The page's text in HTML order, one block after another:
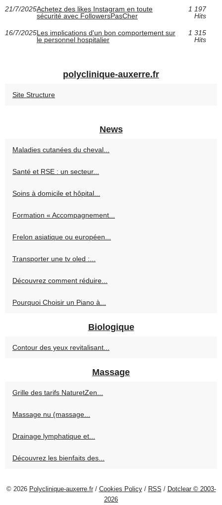
21/7/2025Achetez des likes Instagram en toute
sécurité avec FollowersPasCher
1 197
Hits
16/7/2025Les implications d'un bon comportement sur
le personnel hospitalier
1 315
Hits
polyclinique-auxerre.fr
Site Structure
News
Maladies cutanées du cheval...
Santé et RSE : un secteur...
Soins à domicile et hôpital...
Formation « Accompagnement...
Frelon asiatique ou européen...
Transporter une tv oled :...
Découvrez comment réduire...
Pourquoi Choisir un Piano à...
Biologique
Contour des yeux revitalisant...
Massage
Grille des tarifs NaturetZen...
Massage nu (massage...
Drainage lymphatique et...
Découvrez les bienfaits des...
© 2026 Polyclinique-auxerre.fr/ Cookies Policy/ RSS / Dotclear © 2003-
2026